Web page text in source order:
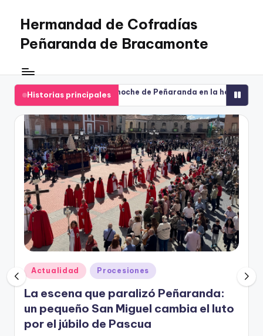
Saltar
contenido
Hermandad de Cofradías
Peñaranda de Bracamonte
Historias principales
de Peñaranda en la hora más honda del Viernes Santo
el luto
Publicado
en
Actualidad
El silencio que camina: la
recorre la noche de